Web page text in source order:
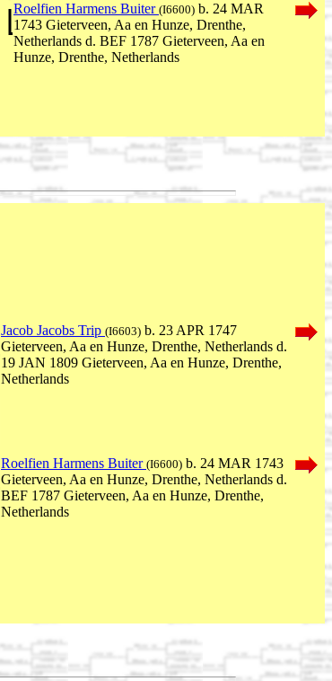
Roelfien Harmens Buiter (I6600) b. 24 MAR
1743 Gieterveen, Aa en Hunze, Drenthe,
Netherlands d. BEF 1787 Gieterveen, Aa en
Hunze, Drenthe, Netherlands
Jacob Jacobs Trip (I6603) b. 23 APR 1747
Gieterveen, Aa en Hunze, Drenthe, Netherlands d.
19 JAN 1809 Gieterveen, Aa en Hunze, Drenthe,
Netherlands
Roelfien Harmens Buiter (I6600) b. 24 MAR 1743
Gieterveen, Aa en Hunze, Drenthe, Netherlands d.
BEF 1787 Gieterveen, Aa en Hunze, Drenthe,
Netherlands